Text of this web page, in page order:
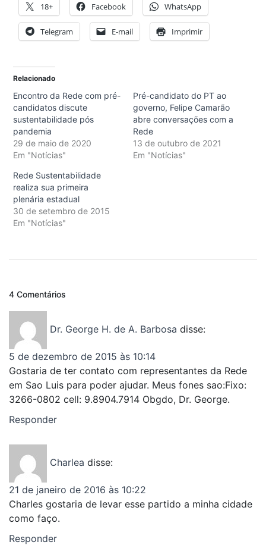
18+ Facebook WhatsApp
Telegram E-mail Imprimir
Relacionado
Encontro da Rede com pré-
candidatos discute
sustentabilidade pós
pandemia
29 de maio de 2020
Em "Notícias"
Pré-candidato do PT ao
governo, Felipe Camarão
abre conversações com a
Rede
13 de outubro de 2021
Em "Notícias"
Rede Sustentabilidade
realiza sua primeira
plenária estadual
30 de setembro de 2015
Em "Notícias"
4 Comentários
Dr. George H. de A. Barbosa disse:
5 de dezembro de 2015 às 10:14
Gostaria de ter contato com representantes da Rede
em Sao Luis para poder ajudar. Meus fones sao:Fixo:
3266-0802 cell: 9.8904.7914 Obgdo, Dr. George.
Responder
Charlea disse:
21 de janeiro de 2016 às 10:22
Charles gostaria de levar esse partido a minha cidade
como faço.
Responder